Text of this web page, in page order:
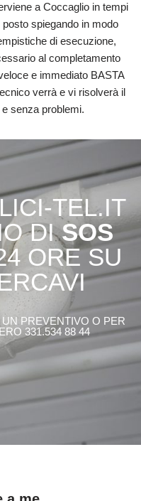
a Coccaglio in tempi
spiegando in modo
di esecuzione,
al completamento
e immediato BASTA
verrà e vi risolverà il
senza problemi.
TEL.IT
DISOS
ORE SU
PREVENTIVO O PER
331.534 88 44